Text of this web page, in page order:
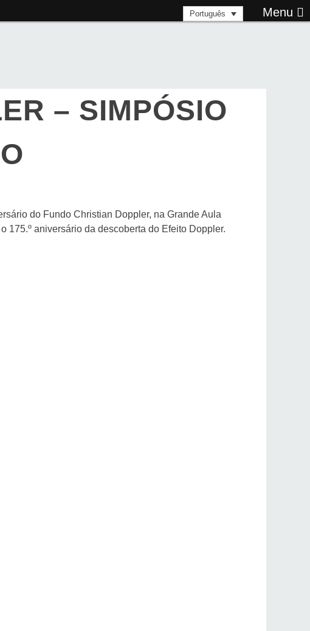
Português Menu
– SIMPÓSIO
do Fundo Christian Doppler, na Grande Aula
aniversário da descoberta do Efeito Doppler.